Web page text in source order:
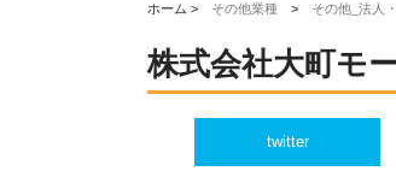
ホーム > その他業種 > その他_法人
株式会社大町モ
twitter